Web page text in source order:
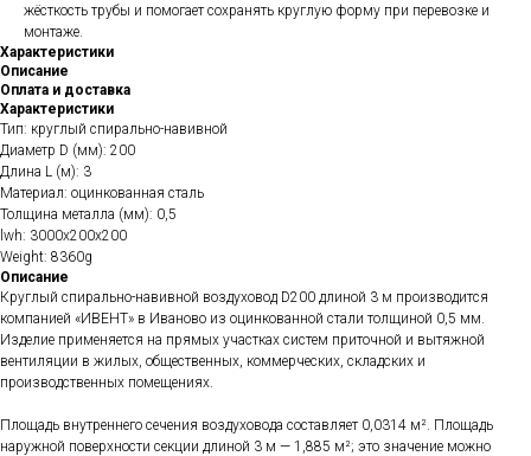
жёсткость трубы и помогает сохранять круглую форму при перевозке и
монтаже.
Характеристики
Описание
Оплата и доставка
Характеристики
Тип: круглый спирально-навивной
Диаметр D (мм): 200
Длина L (м): 3
Материал: оцинкованная сталь
Толщина металла (мм): 0,5
lwh: 3000x200x200
Weight: 8360g
Описание
Круглый спирально-навивной воздуховод D200 длиной 3 м производится
компанией «ИВЕНТ» в Иваново из оцинкованной стали толщиной 0,5 мм.
Изделие применяется на прямых участках систем приточной и вытяжной
вентиляции в жилых, общественных, коммерческих, складских и
производственных помещениях.
Площадь внутреннего сечения воздуховода составляет 0,0314 м². Площадь
наружной поверхности секции длиной 3 м — 1,885 м²; это значение можно